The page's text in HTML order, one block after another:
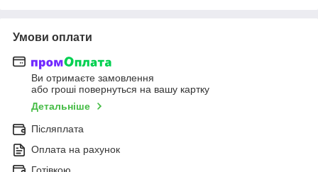
Умови оплати
Ви отримаєте замовлення
або гроші повернуться на вашу картку
Детальніше
Післяплата
Оплата на рахунок